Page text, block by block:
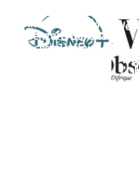
Interview de Me
Benzarti dans la
série L'affaire
du